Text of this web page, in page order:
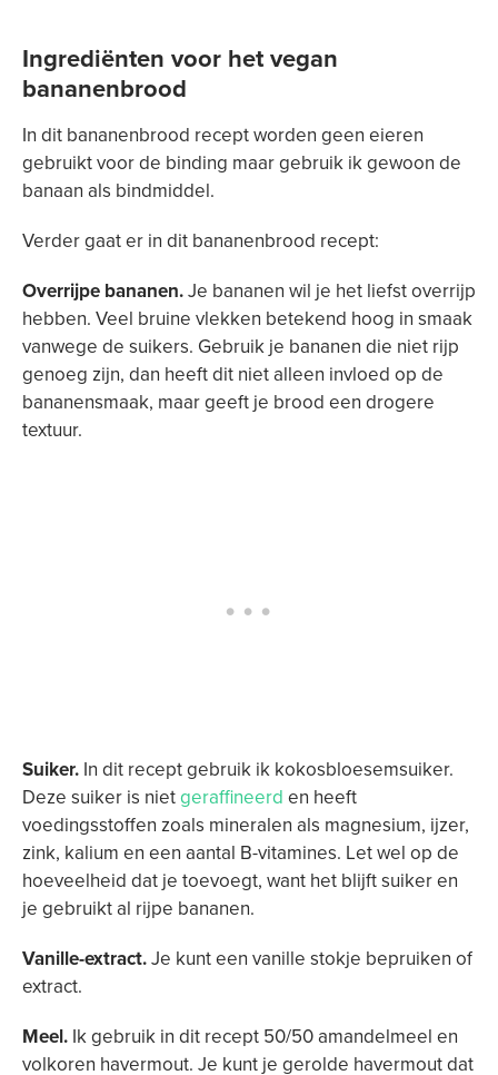
Ingrediënten voor het vegan
bananenbrood
In dit bananenbrood recept worden geen eieren
gebruikt voor de binding maar gebruik ik gewoon de
banaan als bindmiddel.
Verder gaat er in dit bananenbrood recept:
Overrijpe bananen.Je bananen wil je het liefst overrijp
hebben. Veel bruine vlekken betekend hoog in smaak
vanwege de suikers. Gebruik je bananen die niet rijp
genoeg zijn, dan heeft dit niet alleen invloed op de
bananensmaak, maar geeft je brood een drogere
textuur.
Suiker. In dit recept gebruik ik kokosbloesemsuiker.
Deze suiker is nietgeraffineerd en heeft
voedingsstoffen zoals mineralen als magnesium, ijzer,
zink, kalium en een aantal B-vitamines. Let wel op de
hoeveelheid dat je toevoegt, want het blijft suiker en
je gebruikt al rijpe bananen.
Vanille-extract.Je kunt een vanille stokje bepruiken of
extract.
Meel. Ik gebruik in dit recept 50/50 amandelmeel en
volkoren havermout. Je kunt je gerolde havermout dat